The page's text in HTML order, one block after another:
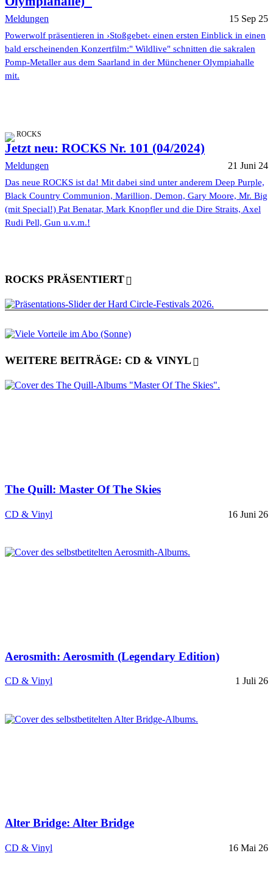
Meldungen 15 Sep 25
Powerwolf präsentieren in ›Stoßgebet‹ einen ersten Einblick in einen
bald erscheinenden Konzertfilm:" Wildlive" schnitten die sakralen
Pomp-Metaller aus dem Saarland in der Münchener Olympiahalle
mit.
ROCKS
Jetzt neu: ROCKS Nr. 101 (04/2024)
Meldungen 21 Juni 24
Das neue ROCKS ist da! Mit dabei sind unter anderem Deep Purple,
Black Country Communion, Marillion, Demon, Gary Moore, Mr. Big
(mit Special!) Pat Benatar, Mark Knopfler und die Dire Straits, Axel
Rudi Pell, Gun u.v.m.!
ROCKS PRÄSENTIERT
WEITERE BEITRÄGE: CD & VINYL
The Quill: Master Of The Skies
CD & Vinyl 16 Juni 26
Aerosmith: Aerosmith (Legendary Edition)
CD & Vinyl 1 Juli 26
Alter Bridge: Alter Bridge
CD & Vinyl 16 Mai 26